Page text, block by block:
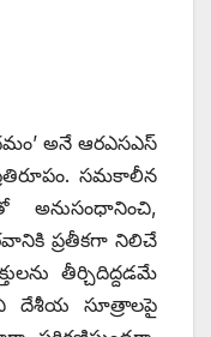
అనే ఆరఎసఎస్
సమకాలీన
అనుసంధానించి,
ప్రతీకగా నిలిచే
తీర్చిదిద్దడమే
దేశీయ సూత్రాలపై